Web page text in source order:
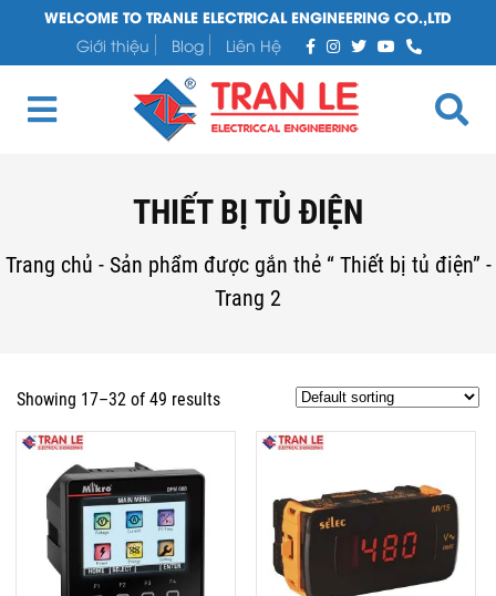
WELCOME TO TRANLE ELECTRICAL ENGINEERING CO.,LTD
Giới thiệu
Blog Liên Hệ
THIẾT BỊ TỦ ĐIỆN
Trang chủ - Sản phẩm được gắn thẻ “ Thiết bị tủ điện” -
Trang 2
Showing 17–32 of 49 results